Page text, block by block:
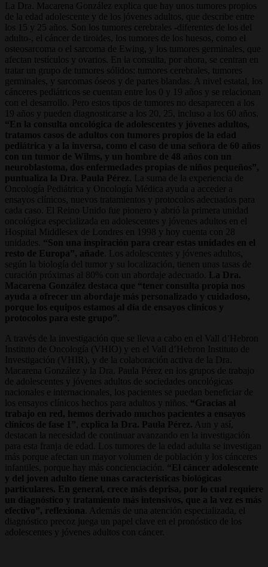
La Dra. Macarena González explica que hay unos tumores propios
de la edad adolescente y de los jóvenes adultos, que describe entre
los 15 y 25 años. Son los tumores cerebrales -diferentes de los del
adulto-, el cáncer de tiroides, los tumores de los huesos, como el
osteosarcoma o el sarcoma de Ewing, y los tumores germinales, que
afectan testículos y ovarios. En la consulta, por ahora, se centran en
tratar un grupo de tumores sólidos: tumores cerebrales, tumores
germinales, y sarcomas óseos y de partes blandas. A nivel estatal, los
cánceres pediátricos se cuentan entre los 0 y 19 años y se relacionan
con el desarrollo. Pero estos tipos de tumores no desaparecen a los
19 años y pueden diagnosticarse a los 20, 25, incluso a los 60 años.
“En la consulta oncológica de adolescentes y jóvenes adultos,
tratamos casos de adultos con tumores propios de la edad
pediátrica y a la inversa, como el caso de una señora de 60 años
con un tumor de Wilms, y un hombre de 48 años con un
neuroblastoma, dos enfermedades propias de niños pequeños”,
puntualiza la Dra. Paula Pérez . La suma de la experiencia de
Oncología Pediátrica y Oncología Médica ayuda a acceder a
ensayos clínicos, nuevos tratamientos y protocolos adecuados para
cada caso. El Reino Unido fue pionero y abrió la primera unidad
oncológica especializada en adolescentes y jóvenes adultos en el
Hospital Middlesex de Londres en 1998 y hoy cuenta con 28
unidades. “Son una inspiración para crear estas unidades en el
resto de Europa”, añade . Los adolescentes y jóvenes adultos,
según la biología del tumor y su localización, tienen unas tasas de
curación próximas al 80% con un abordaje adecuado.
La Dra.
Macarena González destaca que “tener consulta propia nos
ayuda a ofrecer un abordaje más personalizado y cuidadoso,
porque los equipos estamos al día de ensayos clínicos y
protocolos para este grupo”
A través de la investigación que se lleva a cabo en el Vall d’Hebron
Instituto de Oncología (VHIO) y en el Vall d’Hebron Instituto de
Investigación (VHIR), y de la colaboración activa de la Dra.
Macarena González y la Dra. Paula Pérez en los grupos de trabajo
de adolescentes y jóvenes adultos de sociedades oncológicas
nacionales e internacionales, los pacientes se puedan beneficiar de
los ensayos clínicos hechos para adultos y niños. “Gracias al
trabajo en red, hemos derivado muchos pacientes a ensayos
clínicos de fase 1” explica la Dra. Paula Pérez. Aun y así,
destacan la necesidad de continuar avanzando en la investigación
para esta franja de edad. Los tumores de la edad adulta se investigan
más porque afectan un mayor volumen de población y los cánceres
infantiles, porque hay más concienciación. “El cáncer adolescente
y del joven adulto tiene unas características biológicas
particulares. En general, crece más deprisa, por lo cual requiere
un diagnóstico y tratamiento más intensivos, que a la vez es más
efectivo”, reflexiona . Además de una atención especializada, el
diagnóstico precoz juega un papel clave en el pronóstico de los
adolescentes y jóvenes adultos con cáncer.